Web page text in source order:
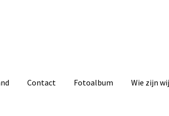
Contact Fotoalbum Wie zijn